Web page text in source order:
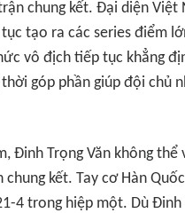
chung kết. Đại diện Việt
tạo ra các series điểm
vô địch tiếp tục khẳng
góp phần giúp đội chủ
Đinh Trọng Văn không
kết. Tay cơ Hàn
4 trong hiệp một. Dù Đinh